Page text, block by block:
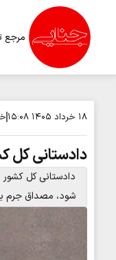
مرجع
۱۸ خرداد ۱۴۰۵ ۱۵:۰۸
دادستانی کل
دادستانی کل
شود، مصداق جرم